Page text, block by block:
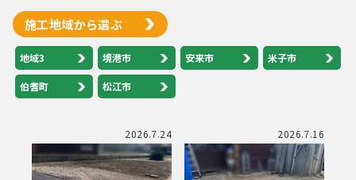
施工地域から選ぶ
地域3 境港市 安来市 米子市
伯耆町 松江市
2026.7.24 2026.7.16